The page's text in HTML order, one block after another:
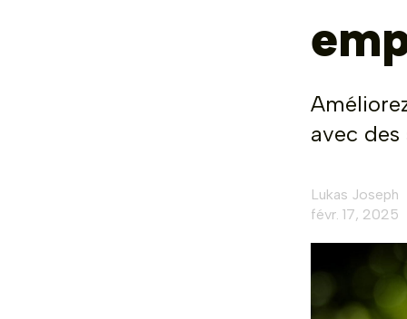
avec
Lukas Joseph
févr. 17, 2025